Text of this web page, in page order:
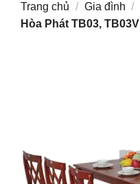
Trang chủ / Gia đình /
Hòa Phát TB03, TB03V